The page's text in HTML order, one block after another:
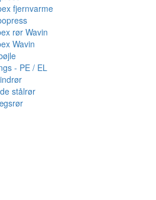
fjernvarme
rør Wavin
Wavin
- PE / EL
stålrør